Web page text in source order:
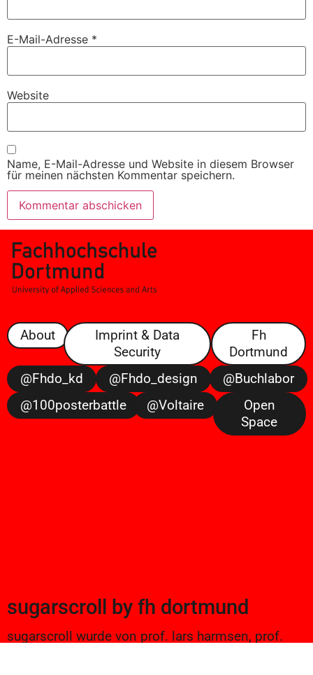
E-Mail-Adresse *
Website
Name, E-Mail-Adresse und Website in diesem Browser
für meinen nächsten Kommentar speichern.
About
Imprint & Data
Security
Fh
Dortmund
@fhdo_kd
@fhdo_design
@buchlabor
@100posterbattle
@voltaire
Open
Space
sugarscroll by fh dortmund
sugarscroll wurde von prof. lars harmsen, prof.